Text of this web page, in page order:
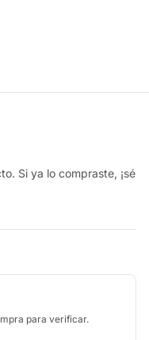
Si ya lo compraste, ¡sé
para verificar.